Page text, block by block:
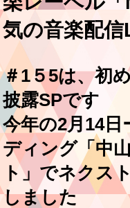
気の音楽配
＃1５5は、初
披露SPです
今年の2月14
ディング「中
ト」でネクス
しました